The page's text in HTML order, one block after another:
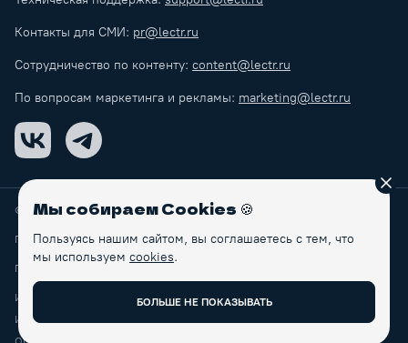
Контакты для СМИ: pr@lectr.ru
Сотрудничество по контенту: content@lectr.ru
По вопросам маркетинга и рекламы: marketing@lectr.ru
VK Telegram
© Lectr2026
Правила обработки персональных данных
Пользовательское соглашение
ИП Макаренков Б.С.
ИНН: 770465104285
Мы собираем Cookies 🍪
Пользуясь нашим сайтом, вы соглашаетесь с тем, что
мы используем cookies.
БОЛЬШЕ НЕ ПОКАЗЫВАТЬ